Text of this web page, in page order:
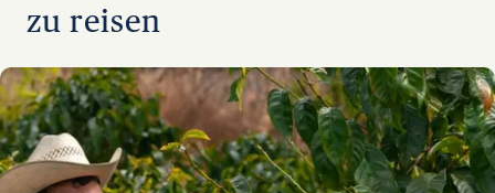
zu reisen